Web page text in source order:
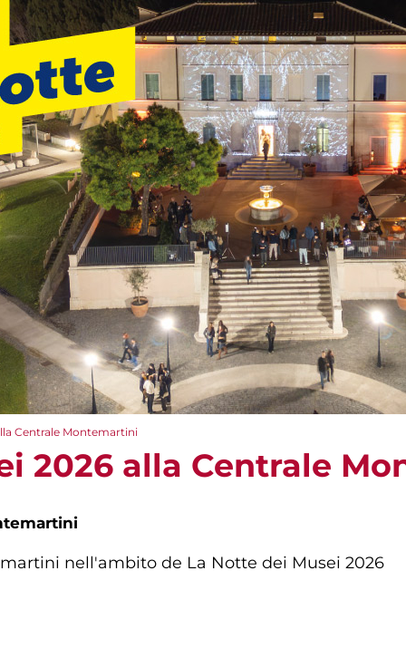
Centrale Montemartini
2026 alla Centrale
nell'ambito de La Notte dei Musei 2026